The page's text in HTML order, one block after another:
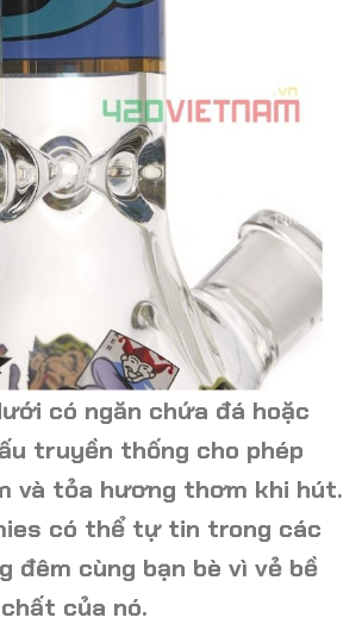
có ngăn chứa đá hoặc
truyền thống cho phép
và tỏa hương thơm khi hút.
có thể tự tin trong các
đêm cùng bạn bè vì vẻ bề
của nó.